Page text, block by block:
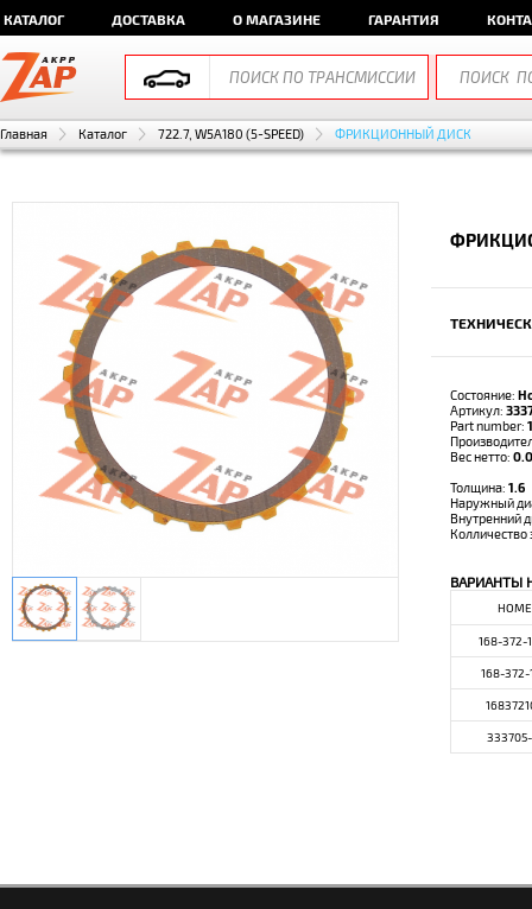
КАТАЛОГ ДОСТАВКА О МАГАЗИНЕ ГАРАНТИЯ
Главная Каталог 722.7, W5A180 (5-SPEED) ФРИКЦИОННЫЙ ДИСК
Состояние:
Артикул:
Part number:
Вес нетто:
Толщина: 1.6
Наружный
Внутренний
Колличество
ВАРИАНТЫ
168-372-
168-372-